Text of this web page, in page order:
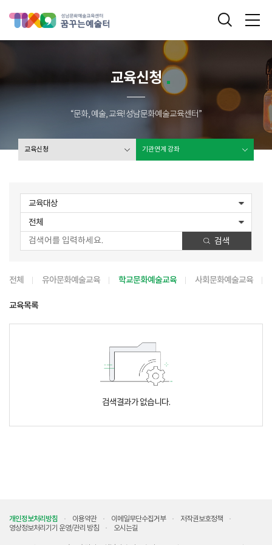
통합검색
교육신청
“문화, 예술, 교육! 성남문화예술교육센터”
교육신청 기관연계 강좌
교육대상
전체
검색
전체 유아문화예술교육 학교문화예술교육 사회문화예술교육
교육목록
검색결과가 없습니다.
개인정보처리방침 이용약관 이메일무단수집거부
저작권보호정책
영상정보처리기기 운영/관리 방침
오시는길